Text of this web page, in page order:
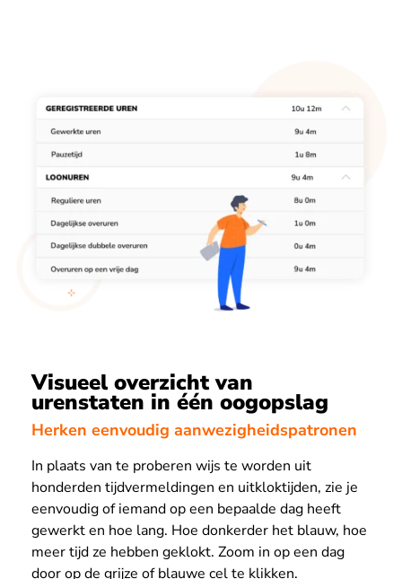
Visueel overzicht van
urenstaten in één oogopslag
Herken eenvoudig aanwezigheidspatronen
In plaats van te proberen wijs te worden uit
honderden tijdvermeldingen en uitkloktijden, zie je
eenvoudig of iemand op een bepaalde dag heeft
gewerkt en hoe lang. Hoe donkerder het blauw, hoe
meer tijd ze hebben geklokt. Zoom in op een dag
door op de grijze of blauwe cel te klikken.